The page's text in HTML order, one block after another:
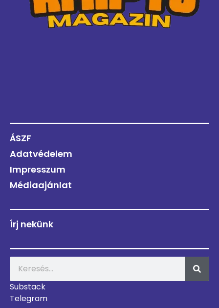
ÁSZF
Adatvédelem
Impresszum
Médiaajánlat
Írj nekünk
Substack
Telegram